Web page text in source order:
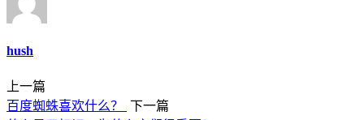
hush
上一篇
百度蜘蛛喜欢什么？
下一篇